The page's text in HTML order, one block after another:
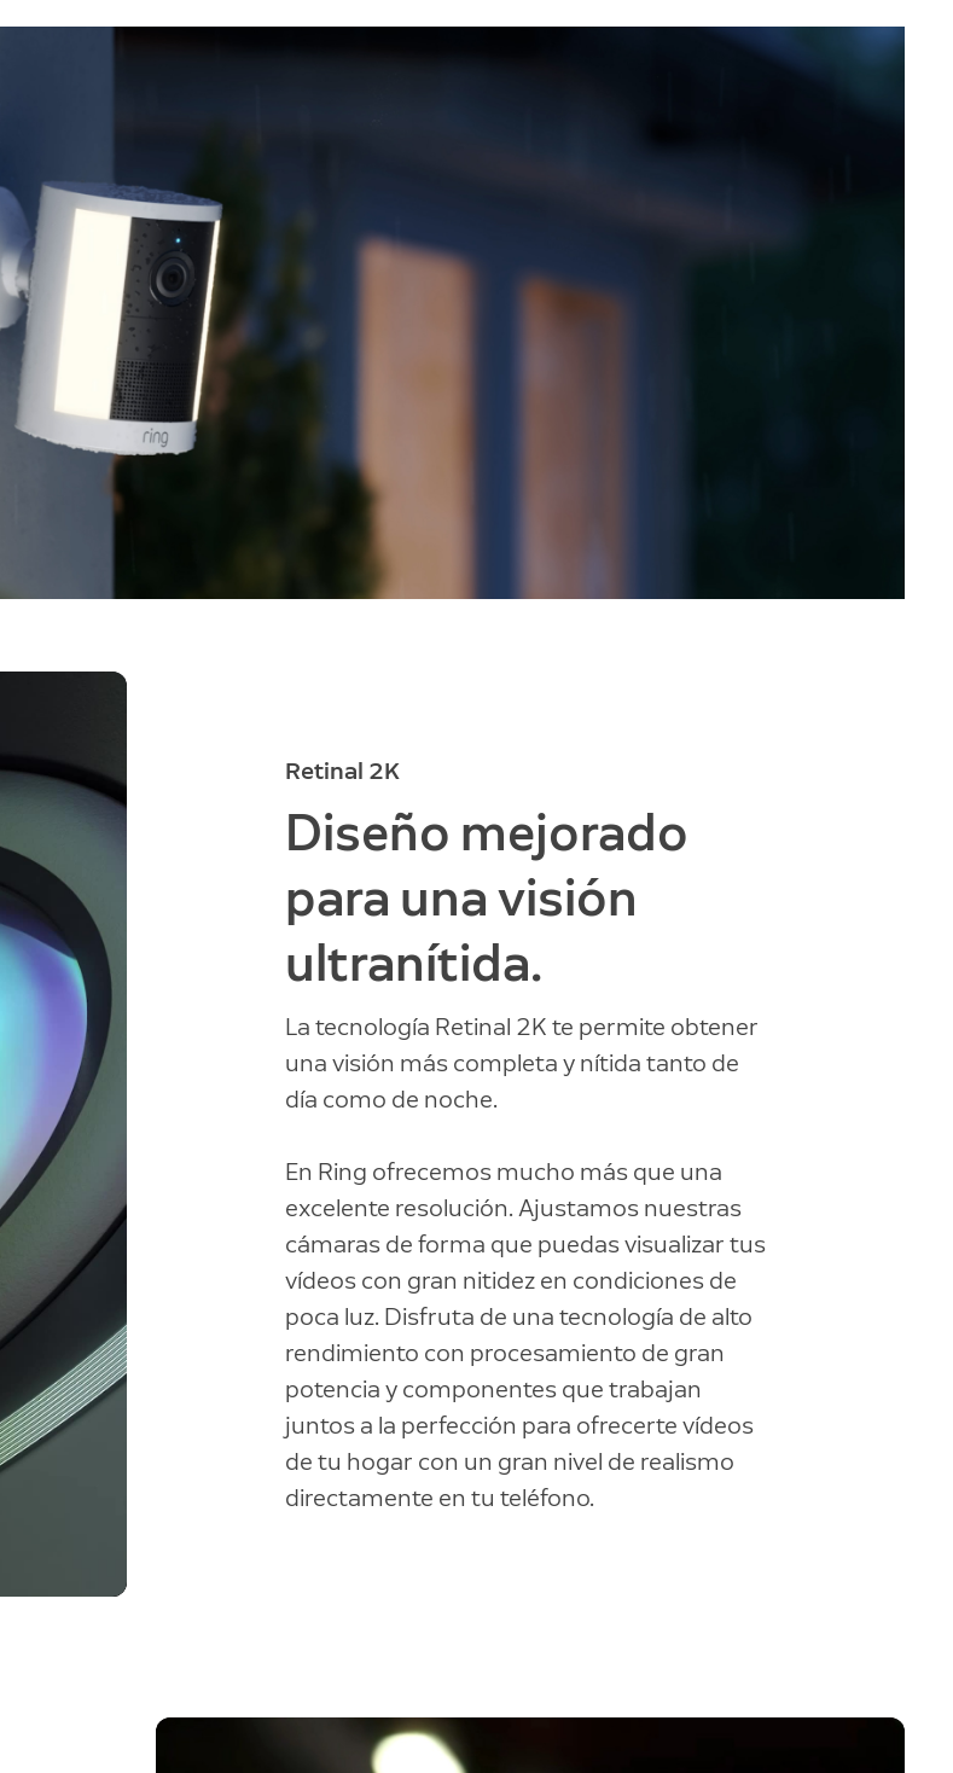
Retinal 2K
Diseño mejorado
para una visión
ultranítida.
La tecnología Retinal 2K te permite obtener
una visión más completa y nítida tanto de
día como de noche.
En Ring ofrecemos mucho más que una
excelente resolución. Ajustamos nuestras
cámaras de forma que puedas visualizar tus
vídeos con gran nitidez en condiciones de
poca luz. Disfruta de una tecnología de alto
rendimiento con procesamiento de gran
potencia y componentes que trabajan
juntos a la perfección para ofrecerte vídeos
de tu hogar con un gran nivel de realismo
directamente en tu teléfono.